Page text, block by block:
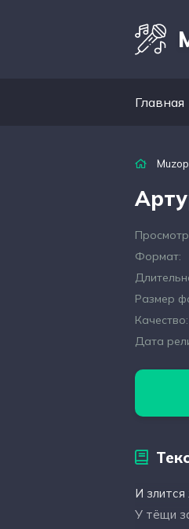
Главная
Формат:
Размер
Качество:
Дата
И
У тёщи